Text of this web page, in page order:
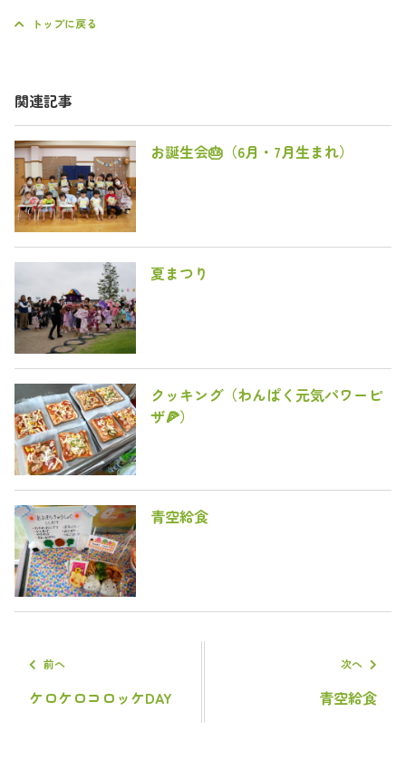
トップに戻る
関連記事
お誕生会🎂（6月・7月生まれ）
夏まつり
クッキング（わんぱく元気パワーピ
ザ🍕）
青空給食
前へ
ケロケロコロッケDAY
次へ
青空給食